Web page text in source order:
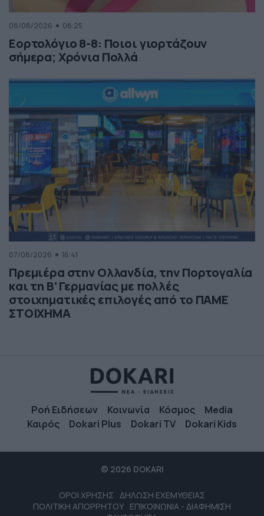
08/08/2026 08:25
Εορτολόγιο 8-8: Ποιοι γιορτάζουν
σήμερα; Χρόνια Πολλά
07/08/2026 16:41
Πρεμιέρα στην Ολλανδία, την Πορτογαλία
και τη Β’ Γερμανίας με πολλές
στοιχηματικές επιλογές από το ΠΑΜΕ
ΣΤΟΙΧΗΜΑ
Ροή Ειδήσεων Κοινωνία Κόσμος
Media
Καιρός
Dokari Plus Dokari TV Dokari Kids
© 2026 DOKARI
ΟΡΟΙ ΧΡΗΣΗΣ ΔΗΛΩΣΗ ΕΧΕΜΥΘΕΙΑΣ
ΠΟΛΙΤΙΚΗ ΑΠΟΡΡΗΤΟΥ ΕΠΙΚΟΙΝΩΝΙΑ - ΔΙΑΦΗΜΙΣΗ